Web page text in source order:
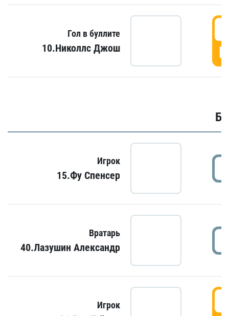
Гол в буллите
10.Николлс Джош
Игрок
15.Фу Спенсер
Вратарь
40.Лазушин Александр
Игрок